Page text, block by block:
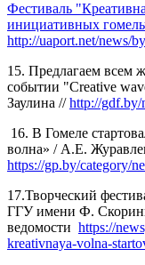
Фестиваль
инициативных
http://uaport.net/news/
15. Предлагаем всем
событии "Creative
Заулина //http://gdf.by/
16. В Гомеле
волна» / А.Е.
https://gp.by/category/
17.Творческий
ГГУ имени Ф.
ведомости https://
kreativnaya-volna-